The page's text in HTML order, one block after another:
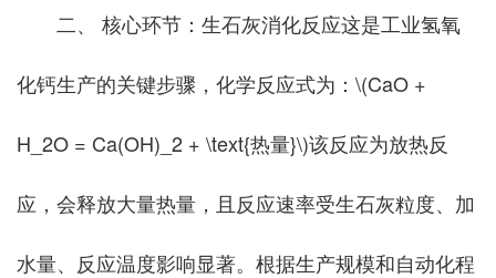
二、 核心环节：生石灰消化反应这是工业氢氧
化钙生产的关键步骤，化学反应式为：\(CaO +
H_2O = Ca(OH)_2 + \text{热量}\)该反应为放热反
应，会释放大量热量，且反应速率受生石灰粒度、加
水量、反应温度影响显著。根据生产规模和自动化程